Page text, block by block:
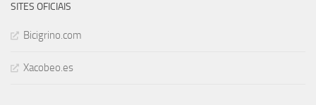
SITES OFICIAIS
Bicigrino.com
Xacobeo.es